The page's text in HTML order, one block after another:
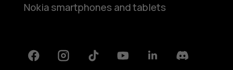
Nokia smartphones and tablets
FacebookInstagramTiktok YoutubeLinkedinDiscord